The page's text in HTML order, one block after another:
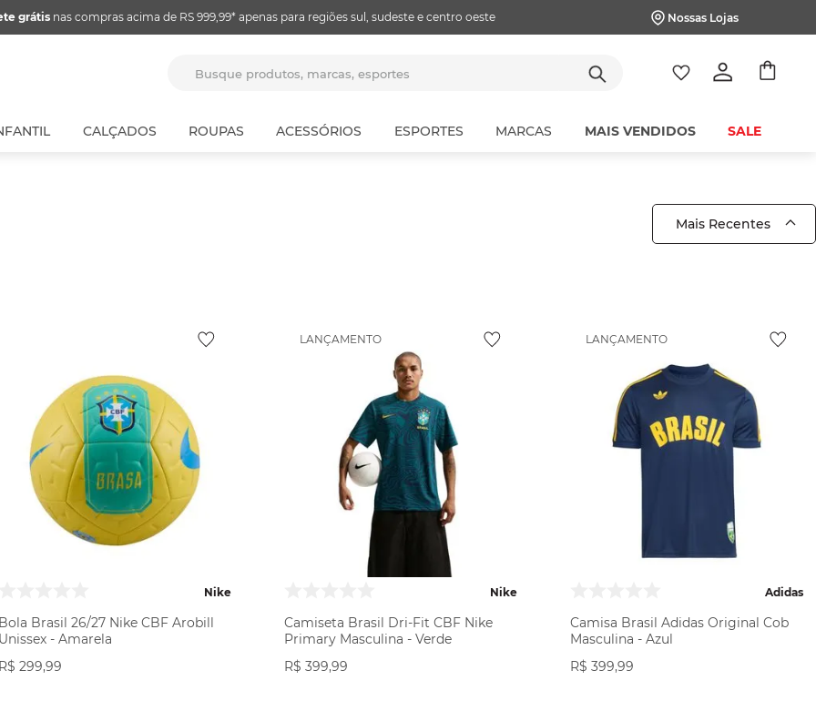
grátisnas compras acima de RS 999,99* apenas para regiões sul, sudeste e centro oeste Nossas Lojas
CALÇADOS ROUPAS ACESSÓRIOS ESPORTES MARCAS MAIS VENDIDOS SALE
Mais Recentes
Nike
Bola Brasil 26/27 Nike CBF Arobill
Unissex - Amarela
R$ 299,99
LANÇAMENTO
Nike
Camiseta Brasil Dri-Fit CBF Nike
Primary Masculina - Verde
R$ 399,99
LANÇAMENTO
Adidas
Camisa Brasil Adidas Original Cob
Masculina - Azul
R$ 399,99